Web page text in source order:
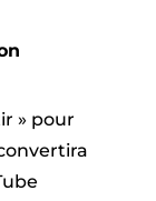
» pour